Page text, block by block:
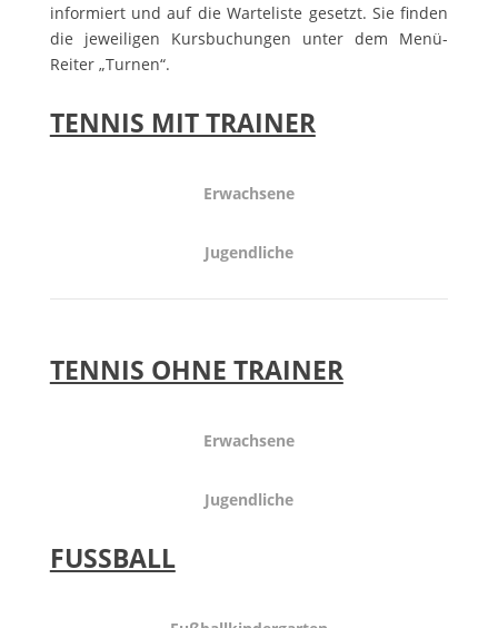
informiert und auf die Warteliste gesetzt. Sie finden
die jeweiligen Kursbuchungen unter dem Menü-
Reiter „Turnen“.
TENNIS MIT TRAINER
Erwachsene
Jugendliche
TENNIS OHNE TRAINER
Erwachsene
Jugendliche
FUSSBALL